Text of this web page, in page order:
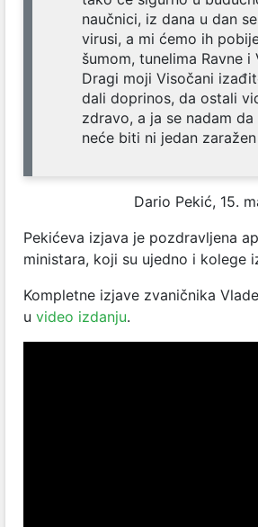
naučnici, iz dana u dan
virusi, a mi ćemo ih
šumom, tunelima Ravne i
Dragi moji Visočani
dali doprinos, da ostali
zdravo, a ja se nadam da
neće biti ni jedan
Dario Pekić, 15.
Pekićeva izjava je pozdravljena
ministara, koji su ujedno i kolege
Kompletne izjave zvaničnika
u video izdanju.